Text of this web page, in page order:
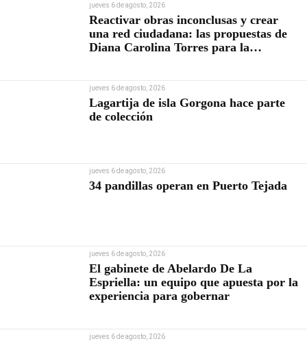
jueves 6 de agosto, 2026
Reactivar obras inconclusas y crear
una red ciudadana: las propuestas de
Diana Carolina Torres para la
jueves 6 de agosto, 2026
Lagartija de isla Gorgona hace parte
de colección
jueves 6 de agosto, 2026
34 pandillas operan en Puerto Tejada
jueves 6 de agosto, 2026
El gabinete de Abelardo De La
Espriella: un equipo que apuesta por la
experiencia para gobernar
jueves 6 de agosto, 2026